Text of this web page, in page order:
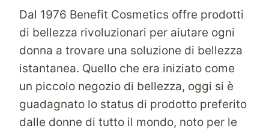
Dal 1976 Benefit Cosmetics offre prodotti
di bellezza rivoluzionari per aiutare ogni
donna a trovare una soluzione di bellezza
istantanea. Quello che era iniziato come
un piccolo negozio di bellezza, oggi si è
guadagnato lo status di prodotto preferito
dalle donne di tutto il mondo, noto per le